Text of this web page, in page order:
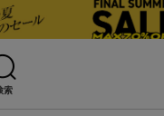
索